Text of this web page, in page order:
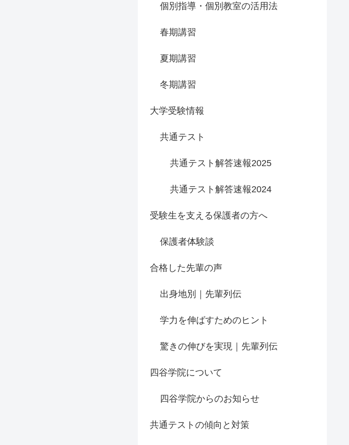
個別指導・個別教室の活用法
春期講習
夏期講習
冬期講習
大学受験情報
共通テスト
共通テスト解答速報2025
共通テスト解答速報2024
受験生を支える保護者の方へ
保護者体験談
合格した先輩の声
出身地別｜先輩列伝
学力を伸ばすためのヒント
驚きの伸びを実現｜先輩列伝
四谷学院について
四谷学院からのお知らせ
共通テストの傾向と対策